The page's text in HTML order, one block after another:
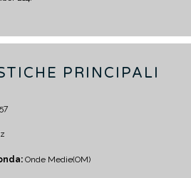
PRINCIPALI
Onde Medie(OM)